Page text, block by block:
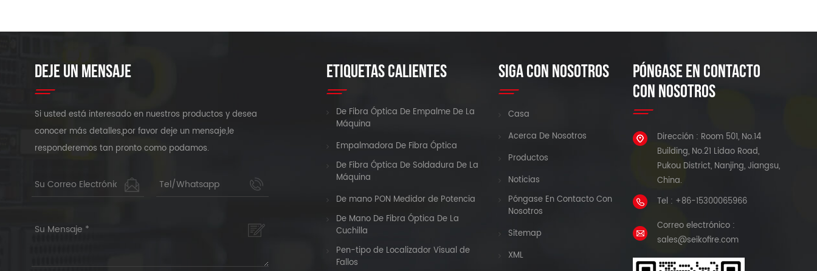
DEJE UN MENSAJE
Si usted está interesado en nuestros productos y desea
conocer más detalles,por favor deje un mensaje,le
responderemos tan pronto como podamos.
ETIQUETAS CALIENTES
De Fibra Óptica De Empalme De La
Máquina
Empalmadora De Fibra Óptica
De Fibra Óptica De Soldadura De La
Máquina
De mano PON Medidor de Potencia
De Mano De Fibra Óptica De La
Cuchilla
Pen-tipo de Localizador Visual de
Fallos
SIGA CON NOSOTROS
Casa
Acerca De Nosotros
Productos
Noticias
Póngase En Contacto Con
Nosotros
Sitemap
XML
PÓNGASE EN CONTACTO
CON NOSOTROS
Dirección : Room 501, No.14
Building, No.21 Lidao Road,
Pukou District, Nanjing, Jiangsu,
China.
Tel : +86-15300065966
Correo electrónico :
sales@seikofire.com